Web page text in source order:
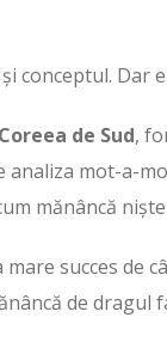
conceptul. Dar
Coreea de Sud,
analiza mot-a-
mănâncă
succes de
de dragul